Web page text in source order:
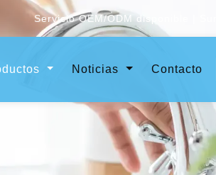
Servicio OEM/ODM disponible |
Noticias Contacto